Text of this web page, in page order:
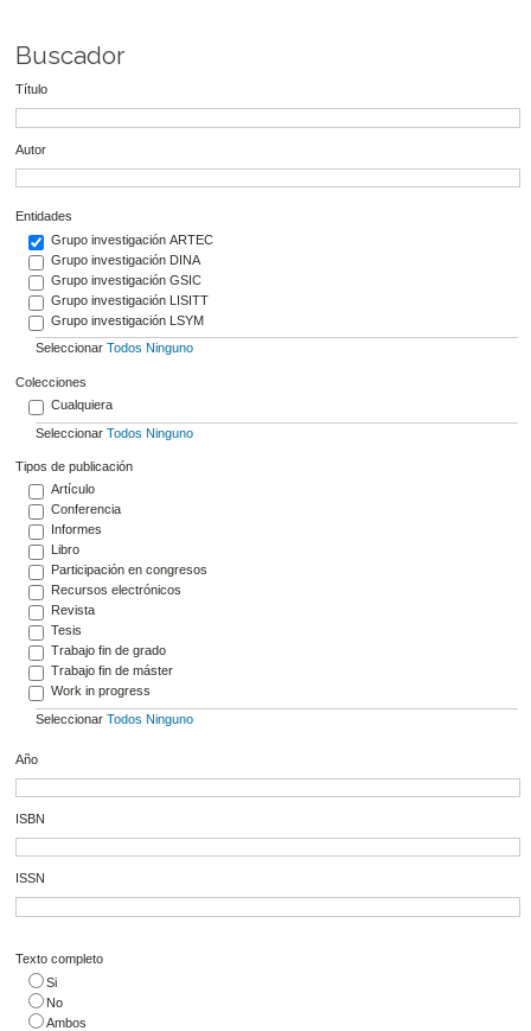
Buscador
Título
Autor
Entidades
Grupo investigación ARTEC
Grupo investigación DINA
Grupo investigación GSIC
Grupo investigación LISITT
Grupo investigación LSYM
Seleccionar Todos Ninguno
Colecciones
Cualquiera
Seleccionar Todos Ninguno
Tipos de publicación
Artículo
Conferencia
Informes
Libro
Participación en congresos
Recursos electrónicos
Revista
Tesis
Trabajo fin de grado
Trabajo fin de máster
Work in progress
Seleccionar Todos Ninguno
Año
ISBN
ISSN
Texto completo
Si
No
Ambos